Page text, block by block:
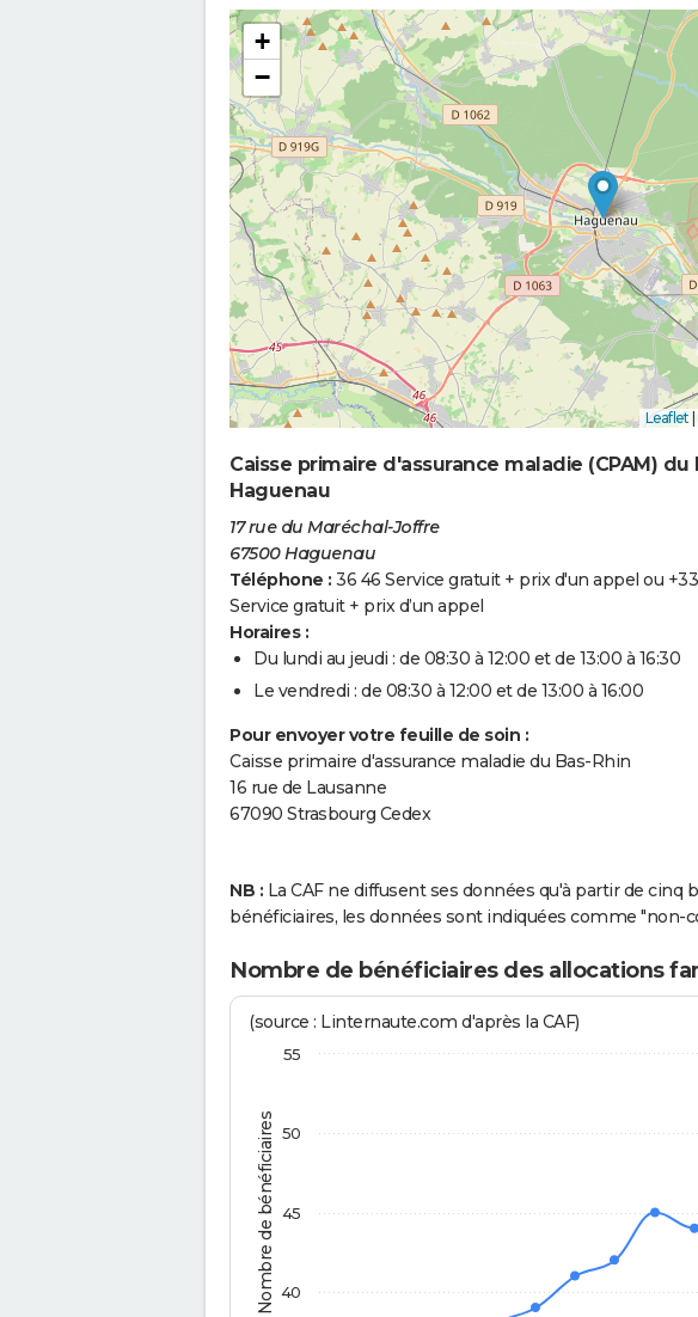
+
−
Leaflet
Caisse primaire d'assurance maladie (CPAM)
Haguenau
17 rue du Maréchal-Joffre
67500 Haguenau
Téléphone : 36 46 Service gratuit + prix d'un appel ou
Service gratuit + prix d’un appel
Horaires :
Du lundi au jeudi : de 08:30 à 12:00 et de 13:00 à 16:30
Le vendredi : de 08:30 à 12:00 et de 13:00 à 16:00
Pour envoyer votre feuille de soin :
Caisse primaire d'assurance maladie du Bas-Rhin
16 rue de Lausanne
67090 Strasbourg Cedex
NB : La CAF ne diffusent ses données qu'à partir de cinq
bénéficiaires, les données sont indiquées comme "non-
Nombre de bénéficiaires des allocations
Nombre de bénéficiaires
(source : Linternaute.com d'après la CAF)
40
45
50
55